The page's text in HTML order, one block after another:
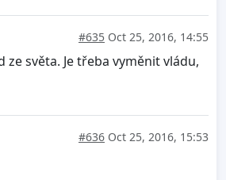
#635 Oct 25, 2016, 14:55
světa. Je třeba vyměnit vládu,
#636 Oct 25, 2016, 15:53